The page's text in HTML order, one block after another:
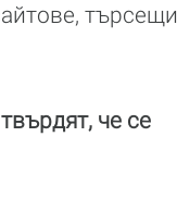
търсещи
че се